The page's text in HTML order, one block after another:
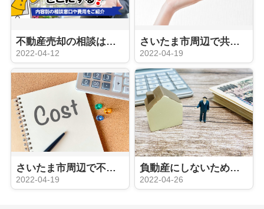
不動産売却の相談はどこにする？内容別の相談窓口や費用をご紹介
2022-04-12
さいたま市周辺で共有名義の不動産を売却したい方へ！方法や注意点をご紹介
2022-04-19
さいたま市周辺で不動産を売却したい方へ！さまざまな費用をご紹介
2022-04-19
負動産にしないための解決法とは？不動産売却などの具体例をご紹介
2022-04-26